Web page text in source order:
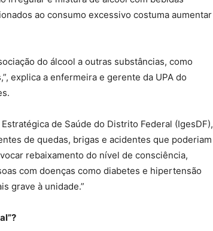
ao consumo excessivo costuma aumentar
do álcool a outras substâncias, como
explica a enfermeira e gerente da UPA do
de Saúde do Distrito Federal (IgesDF),
de quedas, brigas e acidentes que poderiam
rebaixamento do nível de consciência,
com doenças como diabetes e hipertensão
grave à unidade.”